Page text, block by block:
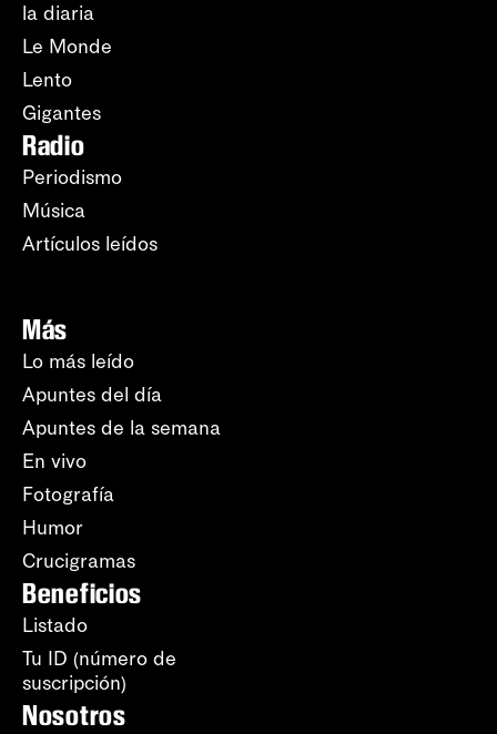
la diaria
Le Monde
Lento
Gigantes
Radio
Periodismo
Música
Artículos leídos
Más
Lo más leído
Apuntes del día
Apuntes de la semana
En vivo
Fotografía
Humor
Crucigramas
Beneficios
Listado
Tu ID (número de
suscripción)
Nosotros